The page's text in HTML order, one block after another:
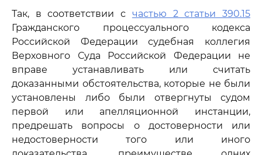
Так, в соответствии с частью 2 статьи 390.15
Гражданского процессуального кодекса
Российской Федерации судебная коллегия
Верховного Суда Российской Федерации не
вправе устанавливать или считать
доказанными обстоятельства, которые не были
установлены либо были отвергнуты судом
первой или апелляционной инстанции,
предрешать вопросы о достоверности или
недостоверности того или иного